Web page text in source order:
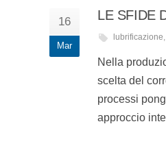
16
Mar
LE SFIDE
lubrificazione
Nella
scelta del
processi
approccio